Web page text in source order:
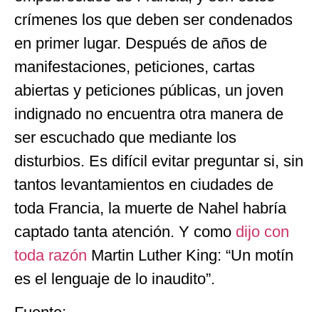
crímenes los que deben ser condenados
en primer lugar. Después de años de
manifestaciones, peticiones, cartas
abiertas y peticiones públicas, un joven
indignado no encuentra otra manera de
ser escuchado que mediante los
disturbios. Es difícil evitar preguntar si, sin
tantos levantamientos en ciudades de
toda Francia, la muerte de Nahel habría
captado tanta atención. Y como dijo con
toda razón Martin Luther King: “Un motín
es el lenguaje de lo inaudito”.